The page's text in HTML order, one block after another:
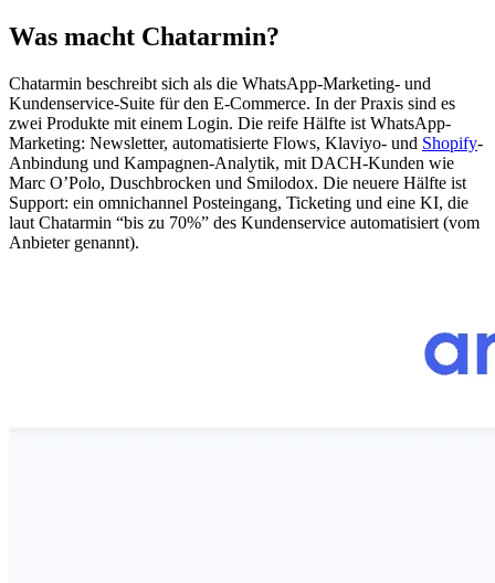
Was macht Chatarmin?
Chatarmin beschreibt sich als die WhatsApp-Marketing- und
Kundenservice-Suite für den E-Commerce. In der Praxis sind es
zwei Produkte mit einem Login. Die reife Hälfte ist WhatsApp-
Marketing: Newsletter, automatisierte Flows, Klaviyo- und Shopify-
Anbindung und Kampagnen-Analytik, mit DACH-Kunden wie
Marc O’Polo, Duschbrocken und Smilodox. Die neuere Hälfte ist
Support: ein omnichannel Posteingang, Ticketing und eine KI, die
laut Chatarmin “bis zu 70%” des Kundenservice automatisiert (vom
Anbieter genannt).